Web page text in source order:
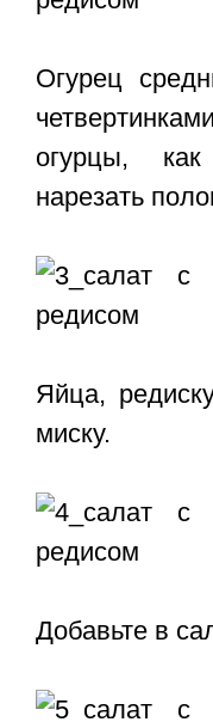
Огурец
огурцы,
нарезать
Яйца,
миску.
Добавьте в